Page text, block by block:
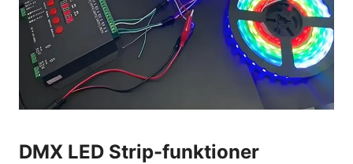
DMX LED Strip-funktioner